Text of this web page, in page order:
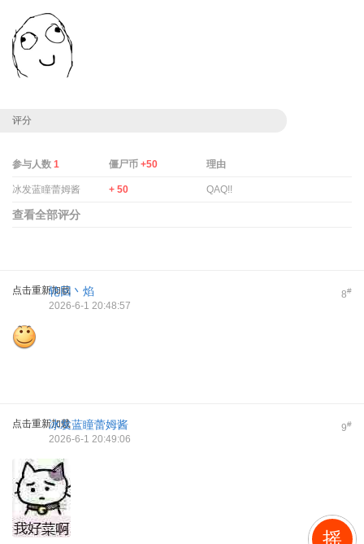
评分
参与人数 1 僵尸币+50 理由
冰发蓝瞳蕾姆酱 + 50 QAQ!!
查看全部评分
点击重新加载 8#
轮回丶焰
2026-6-1 20:48:57
点击重新加载 9#
冰发蓝瞳蕾姆酱
2026-6-1 20:49:06
摇